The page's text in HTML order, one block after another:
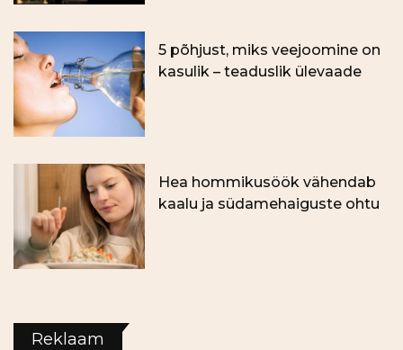
5 põhjust, miks veejoomine on
kasulik – teaduslik ülevaade
Hea hommikusöök vähendab
kaalu ja südamehaiguste ohtu
Reklaam